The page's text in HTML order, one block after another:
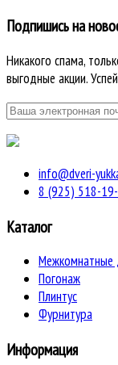
Подпишись на
Никакого спама,
выгодные акции.
info@dveri-
8 (925) 518-
Каталог
Межкомнатные
Погонаж
Плинтус
Фурнитура
Информация